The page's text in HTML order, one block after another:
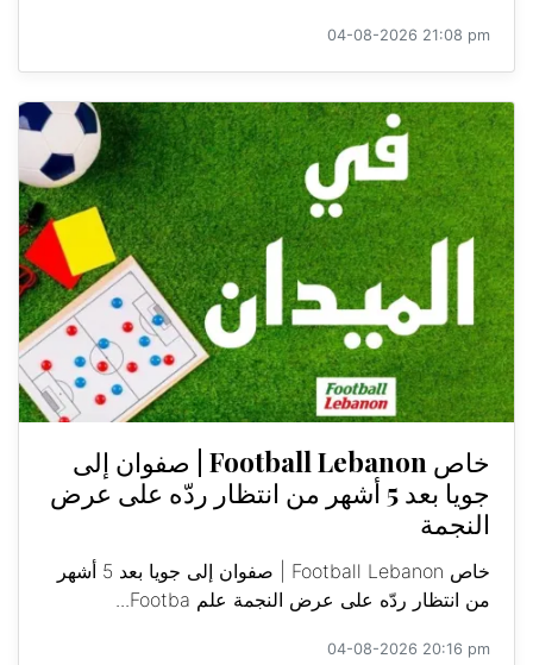
04-08-2026 21:08 pm
خاص Football Lebanon | صفوان إلى
جويا بعد 5 أشهر من انتظار ردّه على عرض
النجمة
خاص Football Lebanon | صفوان إلى جويا بعد 5 أشهر
من انتظار ردّه على عرض النجمة علم Footba...
04-08-2026 20:16 pm